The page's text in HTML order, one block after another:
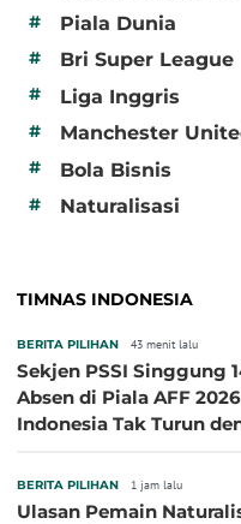
# Piala Dunia
# Bri Super League
# Liga Inggris
# Manchester
# Bola Bisnis
# Naturalisasi
TIMNAS INDONESIA
BERITA PILIHAN 43 menit lalu
Sekjen PSSI Singgung
Absen di Piala AFF
Indonesia Tak Turun
BERITA PILIHAN 1 jam lalu
Ulasan Pemain